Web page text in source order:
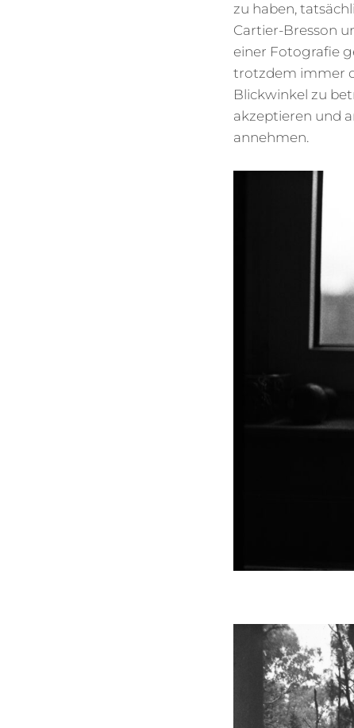
zu haben,
Cartier-Bresson
einer Fotografie
trotzdem immer
Blickwinkel zu
akzeptieren und
annehmen.